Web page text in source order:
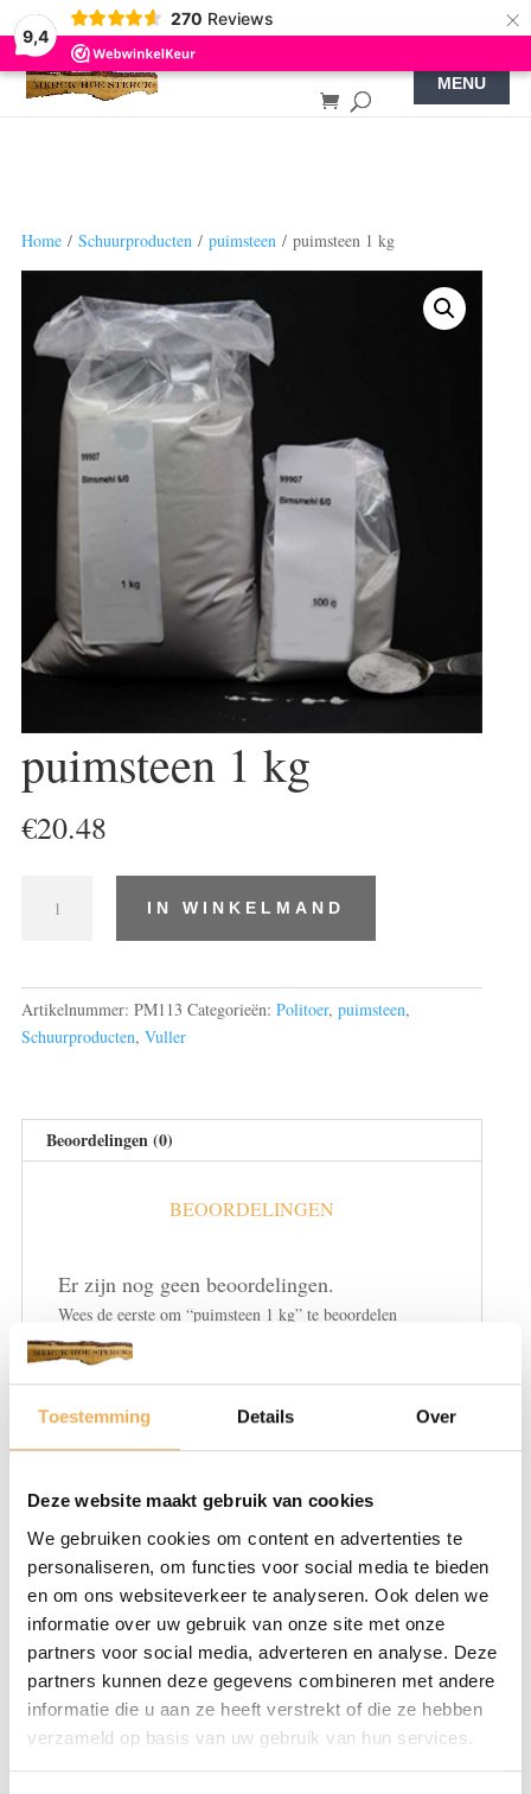
Toestemming Details Over
Deze website maakt gebruik van cookies
We gebruiken cookies om content en advertenties te
personaliseren, om functies voor social media te bieden
en om ons websiteverkeer te analyseren. Ook delen we
informatie over uw gebruik van onze site met onze
partners voor social media, adverteren en analyse. Deze
partners kunnen deze gegevens combineren met andere
informatie die u aan ze heeft verstrekt of die ze hebben
verzameld op basis van uw gebruik van hun services.
9,4
270 Reviews ×
Home/ Schuurproducten/ puimsteen/ puimsteen 1 kg
puimsteen 1 kg
€20.48
IN WINKELMAND
Artikelnummer: PM113 Categorieën: Politoer, puimsteen,
Schuurproducten, Vuller
Beoordelingen (0)
BEOORDELINGEN
Er zijn nog geen beoordelingen.
Wees de eerste om “puimsteen 1 kg” te beoordelen
Je e-mailadres wordt niet gepubliceerd.
Vereiste velden zijn gemarkeerd met